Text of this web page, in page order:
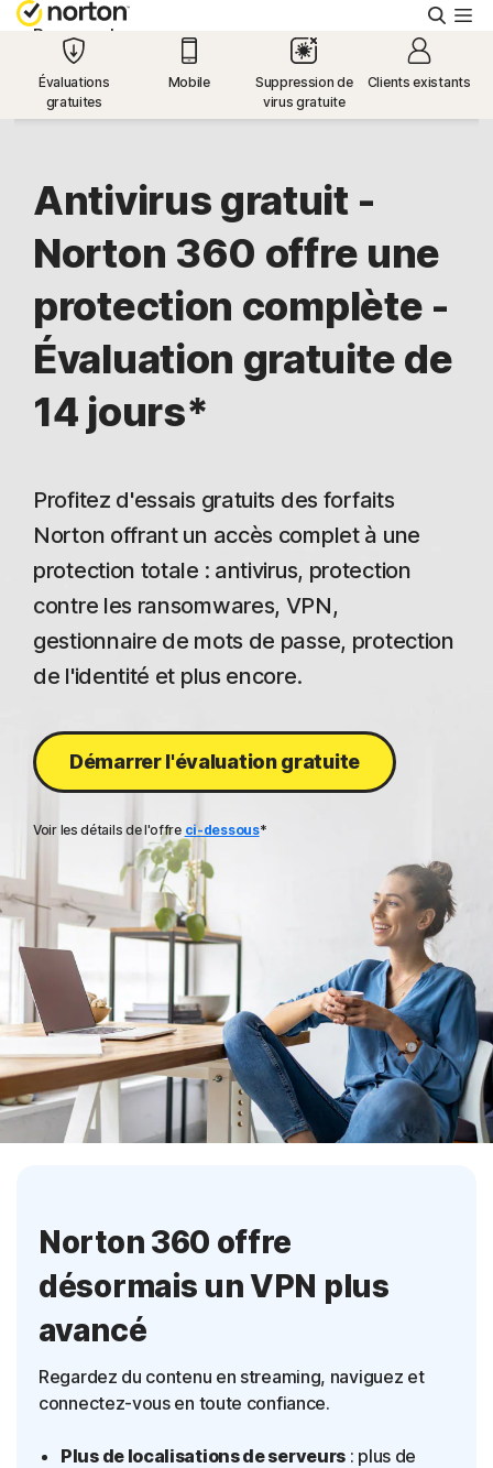
Personnel
Small Business
Support
Essayer gratuitement
Canada
Évaluations
gratuites
Mobile
Suppression de
virus gratuite
Clients existants
Antivirus gratuit -
Norton 360 offre une
protection complète -
Évaluation gratuite de
14 jours*
Profitez d'essais gratuits des forfaits
Norton offrant un accès complet à une
protection totale : antivirus, protection
contre les ransomwares, VPN,
gestionnaire de mots de passe, protection
de l'identité et plus encore.
Démarrer l'évaluation gratuite
Voir les détails de l'offre ci-dessous*
Norton 360 offre
désormais un VPN plus
avancé
Regardez du contenu en streaming, naviguez et
connectez-vous en toute confiance.
Plus de localisations de serveurs : plus de